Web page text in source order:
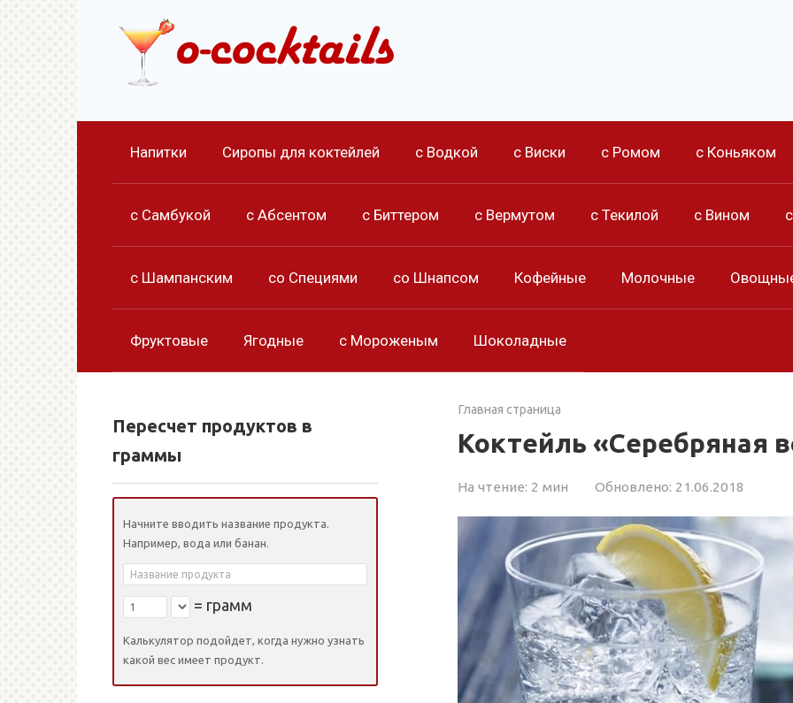
Напитки Сиропы для коктейлей с Водкой с Виски с Ромом с Коньяком
с Самбукой с Абсентом с Биттером с Вермутом с Текилой с Вином
с Шампанским со Специями со Шнапсом Кофейные Молочные
Фруктовые Ягодные с Мороженым Шоколадные
Главная страница
Коктейль «Серебряная
На чтение: 2 мин Обновлено: 21.06.2018
Пересчет продуктов в
граммы
Начните вводить название продукта.
Например, вода или банан.
= грамм
Калькулятор подойдет, когда нужно узнать
какой вес имеет продукт.